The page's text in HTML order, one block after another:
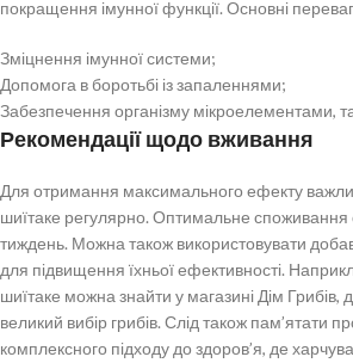
покращення імунної функції. Основні
Зміцнення імунної системи;
Допомога в боротьбі із запаленнями;
Забезпечення організму мікроелементами,
Рекомендації щодо вживання
Для отримання максимального ефекту
шиїтаке регулярно. Оптимальне споживання
тиждень. Можна також використовувати
для підвищення їхньої ефективності.
шиїтаке можна знайти у магазині Дім Грибів,
великий вибір грибів. Слід також пам’ятати
комплексного підходу до здоров’я, де